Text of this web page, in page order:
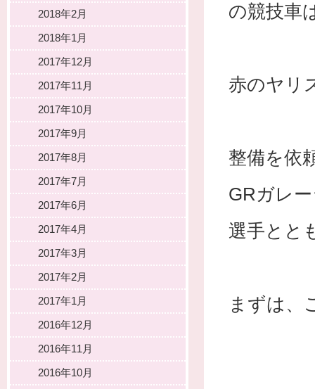
の競技車
赤のヤリ
整備を依
GRガレ
選手とと
まずは、
2018年2月
2018年1月
2017年12月
2017年11月
2017年10月
2017年9月
2017年8月
2017年7月
2017年6月
2017年4月
2017年3月
2017年2月
2017年1月
2016年12月
2016年11月
2016年10月